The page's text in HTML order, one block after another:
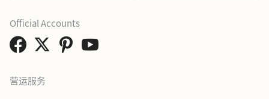
营运服务
Official Accounts